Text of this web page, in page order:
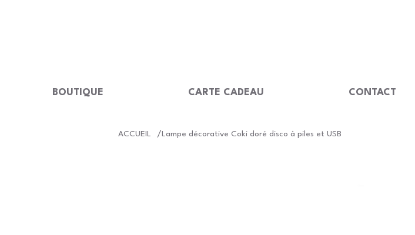
BOUTIQUE CARTE CADEAU CONTACT
ACCUEIL /Lampe décorative Coki doré disco à piles et USB